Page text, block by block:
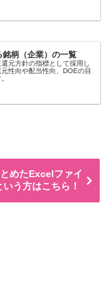
柄（企業）の一覧
元方針の指標として採用し
性向や配当性向、DOEの目
めたExcelファイ
う方はこちら！